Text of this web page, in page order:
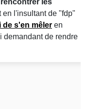
les
en l'insultant de "fdp"
de s'en mêler en
demandant de rendre